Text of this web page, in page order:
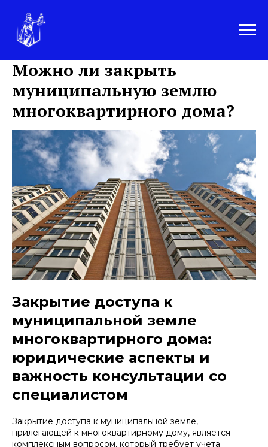
Можно ли закрыть
муниципальную землю
многоквартирного дома?
Закрытие доступа к
муниципальной земле
многоквартирного дома:
юридические аспекты и
важность консультации со
специалистом
Закрытие доступа к муниципальной земле,
прилегающей к многоквартирному дому, является
комплексным вопросом, который требует учета